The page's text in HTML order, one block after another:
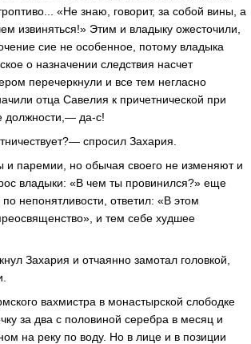
«Не знаю, говорит, за собой вины, а
извиняться!» Этим и владыку ожесточили,
сие не особенное, потому владыка
о назначении следствия насчет
перечеркнули и все тем негласно
отца Савелия к причетнической при
должности,— да-с!
спросил Захария.
и паремии, но обычая своего не изменяют и
владыки: «В чем ты провинился?» еще
непонятливости, ответил: «В этом
и тем себе худшее
Захария и отчаянно замотал головкой,
вахмистра в монастырской слободке
за два с половиной серебра в месяц и
на реку по воду. Но в лице и в позиции